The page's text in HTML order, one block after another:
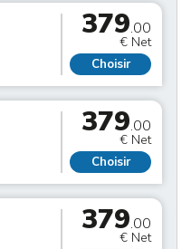
379.00
€ Net
Choisir
379.00
€ Net
Choisir
379.00
€ Net